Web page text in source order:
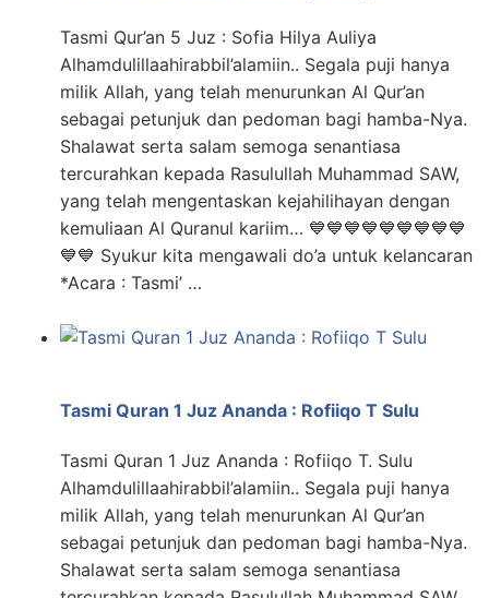
Tasmi Qur’an 5 Juz : Sofia Hilya Auliya
Alhamdulillaahirabbil’alamiin.. Segala puji hanya
milik Allah, yang telah menurunkan Al Qur’an
sebagai petunjuk dan pedoman bagi hamba-Nya.
Shalawat serta salam semoga senantiasa
tercurahkan kepada Rasulullah Muhammad SAW,
yang telah mengentaskan kejahilihayan dengan
kemuliaan Al Quranul kariim… 💙💙💙💙💙💙💙💙💙
💙💙 Syukur kita mengawali do’a untuk kelancaran
*Acara : Tasmi’ …
Tasmi Quran 1 Juz Ananda : Rofiiqo T Sulu
Tasmi Quran 1 Juz Ananda : Rofiiqo T. Sulu
Alhamdulillaahirabbil’alamiin.. Segala puji hanya
milik Allah, yang telah menurunkan Al Qur’an
sebagai petunjuk dan pedoman bagi hamba-Nya.
Shalawat serta salam semoga senantiasa